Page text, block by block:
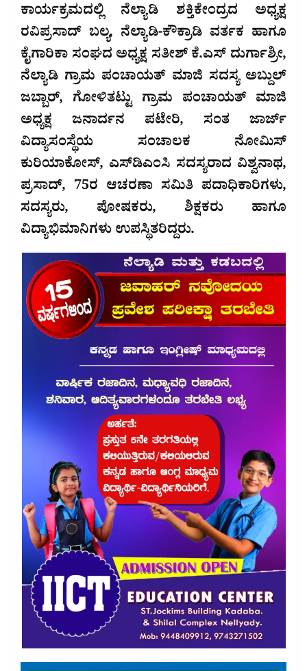
ಕಾರ್ಯಕ್ರಮದಲ್ಲಿ ನೆಲ್ಯಾಡಿ ಶಕ್ತಿಕೇಂದ್ರದ ಅಧ್ಯಕ್ಷ
ರವಿಪ್ರಸಾದ್ ಬಲ್ಯ, ನೆಲ್ಯಾಡಿ-ಕೌಕ್ರಾಡಿ ವರ್ತಕ ಹಾಗೂ
ಕೈಗಾರಿಕಾ ಸಂಘದ ಅಧ್ಯಕ್ಷ ಸತೀಶ್ ಕೆ.ಎಸ್ ದುರ್ಗಾಶ್ರೀ,
ನೆಲ್ಯಾಡಿ ಗ್ರಾಮ ಪಂಚಾಯತ್ ಮಾಜಿ ಸದಸ್ಯ ಅಬ್ದುಲ್
ಜಬ್ಬಾರ್, ಗೋಳಿತಟ್ಟು ಗ್ರಾಮ ಪಂಚಾಯತ್ ಮಾಜಿ
ಅಧ್ಯಕ್ಷ ಜನಾರ್ದನ ಪಟೇರಿ, ಸಂತ ಜಾರ್ಜ್
ವಿದ್ಯಾಸಂಸ್ಥೆಯ ಸಂಚಾಲಕ ನೋಮಿಸ್
ಕುರಿಯಾಕೋಸ್, ಎಸ್‌ಡಿಎಂಸಿ ಸದಸ್ಯರಾದ ವಿಶ್ವನಾಥ,
ಪ್ರಸಾದ್, 75ರ ಆಚರಣಾ ಸಮಿತಿ ಪದಾಧಿಕಾರಿಗಳು,
ಸದಸ್ಯರು, ಪೋಷಕರು, ಶಿಕ್ಷಕರು ಹಾಗೂ
ವಿದ್ಯಾಭಿಮಾನಿಗಳು ಉಪಸ್ಥಿತರಿದ್ದರು.